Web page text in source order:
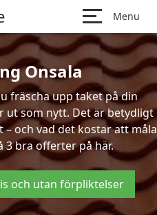
Menu
Onsala
fräscha upp taket på din
ut som nytt. Det är betydligt
och vad det kostar att måla
bra offerter på här.
och utan förpliktelser